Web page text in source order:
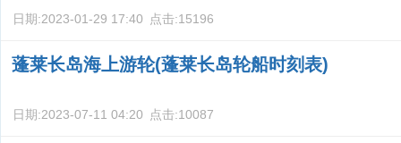
日期:2023-01-29 17:40 点击:15196
蓬莱长岛海上游轮(蓬莱长岛轮船时刻表)
日期:2023-07-11 04:20 点击:10087